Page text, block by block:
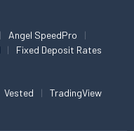
Angel SpeedPro
Fixed Deposit Rates
Vested TradingView